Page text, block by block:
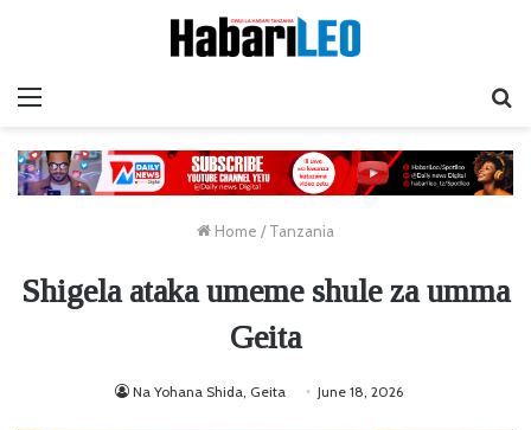
Home / Tanzania
Shigela ataka umeme shule za umma
Geita
Na Yohana Shida, Geita June 18, 2026